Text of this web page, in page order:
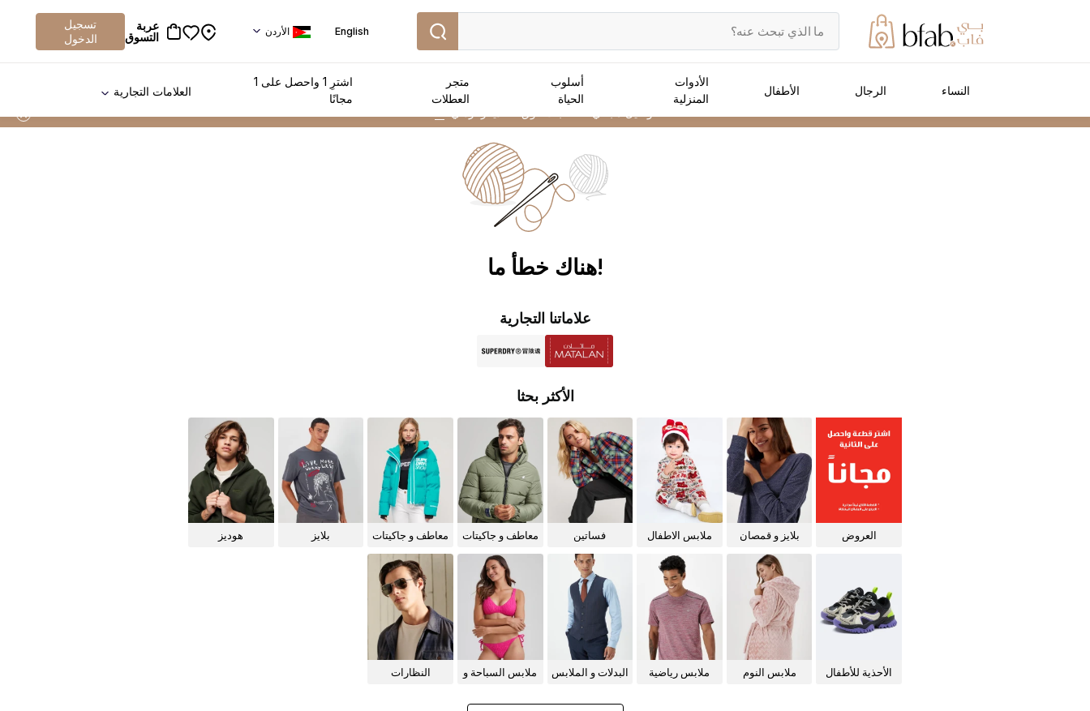
English الأردن
عربة
التسوق
تسجيل
الدخول
النساء الرجال الأطفال
الأدوات
المنزلية
أسلوب
الحياة
متجر
العطلات
اشترِ 1 واحصل على 1
مجانًا
العلامات التجارية
!هناك خطأ ما
علاماتنا التجارية
الأكثر بحثا
العروض
بلايز و قمصان
ملابس الاطفال فساتين
معاطف و جاكيتات
معاطف و جاكيتات
بلايز هوديز
الأحذية للأطفال
ملابس النوم
ملابس رياضية
البدلات و الملابس
ملابس السباحة و
النظارات